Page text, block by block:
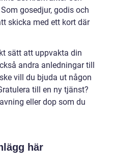
gosedjur, godis och
skicka med ett kort där
sätt att uppvakta din
andra anledningar till
vill du bjuda ut någon
till en ny tjänst?
eller dop som du
här